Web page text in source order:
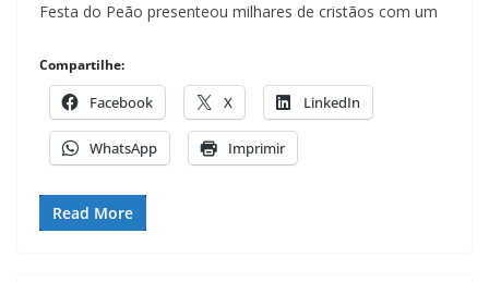
Festa do Peão presenteou milhares de cristãos com um
Compartilhe:
Facebook X LinkedIn
WhatsApp Imprimir
Read More